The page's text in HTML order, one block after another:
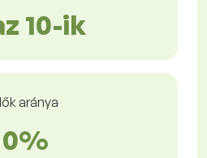
10-ik
aránya
0%